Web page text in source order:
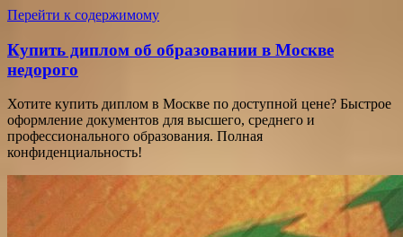
Перейти к содержимому
Купить диплом об образовании в Москве
недорого
Хотите купить диплом в Москве по доступной цене? Быстрое
оформление документов для высшего, среднего и
профессионального образования. Полная
конфиденциальность!